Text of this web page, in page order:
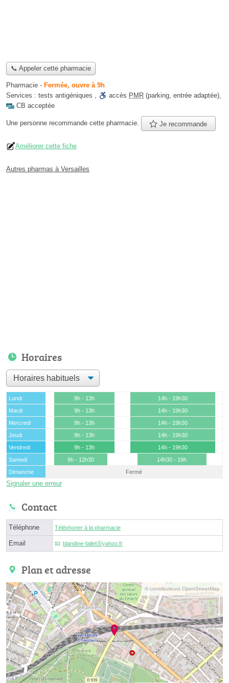
📞 Appeler cette pharmacie
Pharmacie - Fermée, ouvre à 9h
Services : tests antigéniques , accès PMR (parking, entrée adaptée),
CB acceptée
Une personne recommande cette pharmacie. Je recommande
Améliorer cette fiche
Autres pharmas à Versailles
Horaires
Lundi 9h - 13h
14h - 19h30
Mardi
9h - 13h
14h - 19h30
Mercredi
9h - 13h
14h - 19h30
Jeudi
9h - 13h
14h - 19h30
Vendredi
9h - 13h
14h - 19h30
Samedi
9h - 12h30
14h30 - 19h
Dimanche
Fermé
Signaler une erreur
Contact
Téléphone Téléphoner à la pharmacie
Email blandine-falletⓐyahoo.fr
Plan et adresse
© contributeurs OpenStreetMap